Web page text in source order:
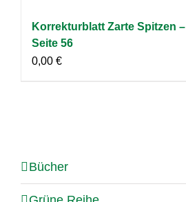
Korrekturblatt Zarte Spitzen
Seite 56
0,00 €
Bücher